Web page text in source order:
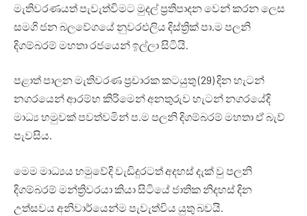
මැතිවරණයත් පැවැත්විමට මුදල් ප්‍රතිපාදන වෙන් කරන ලෙස
සමගි ජන බලවේගයේ නුවරඑලිය දිස්ත්‍රික් පා.ම පලනි
දිගම්බරම් මහතා රජයෙන් ඉල්ලා සිටියි.
පළාත් පාලන මැතිවරණ ප්‍රචාරක කටයුතු (29) දින හැටන්
නගරයෙන් ආරම්භ කිරිමෙන් අනතුරුව හැටන් නගරයේදි
මාධ්‍ය හමුවක් පවත්වමින් ප.ම පලනි දිගම්බරම් මහතා ඒ බැව්
පැවසිය.
මෙම මාධ්‍යය හමුවේදි වැඩිදුරටත් අදහස් දැක් වු පලනි
දිගම්බරම් මන්ත්‍රිවරයා කියා සිටියේ ජාතික නිදහස් දින
උත්සවය අනිවාර්යෙන්ම පැවැත්විය යුතු බවයි.